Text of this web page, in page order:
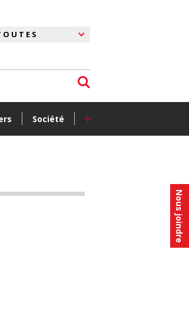
Nous joindre
Société +